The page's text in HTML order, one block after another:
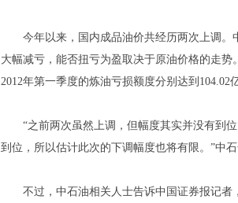
今年以来，国内成品油价共经历两次上调。
大幅减亏，能否扭亏为盈取决于原油价格的走
2012年第一季度的炼油亏损额度分别达到104.02
“之前两次虽然上调，但幅度其实并没有到位
到位，所以估计此次的下调幅度也将有限。”中
不过，中石油相关人士告诉中国证券报记者